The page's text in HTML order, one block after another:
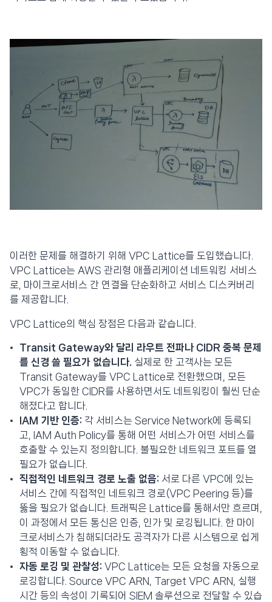
이러한 문제를 해결하기 위해 VPC Lattice를 도입했습니다.
VPC Lattice는 AWS 관리형 애플리케이션 네트워킹 서비스
로, 마이크로서비스 간 연결을 단순화하고 서비스 디스커버리
를 제공합니다.
VPC Lattice의 핵심 장점은 다음과 같습니다.
Transit Gateway와 달리 라우트 전파나 CIDR 중복 문제
를 신경 쓸 필요가 없습니다. 실제로 한 고객사는 모든
Transit Gateway를 VPC Lattice로 전환했으며, 모든
VPC가 동일한 CIDR를 사용하면서도 네트워킹이 훨씬 단순
해졌다고 합니다.
IAM 기반 인증: 각 서비스는 Service Network에 등록되
고, IAM Auth Policy를 통해 어떤 서비스가 어떤 서비스를
호출할 수 있는지 정의합니다. 불필요한 네트워크 포트를 열
필요가 없습니다.
직접적인 네트워크 경로 노출 없음: 서로 다른 VPC에 있는
서비스 간에 직접적인 네트워크 경로(VPC Peering 등)를
뚫을 필요가 없습니다. 트래픽은 Lattice를 통해서만 흐르며,
이 과정에서 모든 통신은 인증, 인가 및 로깅됩니다. 한 마이
크로서비스가 침해되더라도 공격자가 다른 시스템으로 쉽게
횡적 이동할 수 없습니다.
자동 로깅 및 관찰성: VPC Lattice는 모든 요청을 자동으로
로깅합니다. Source VPC ARN, Target VPC ARN, 실행
시간 등의 속성이 기록되어 SIEM 솔루션으로 전달할 수 있습